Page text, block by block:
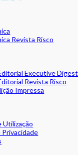
Revista Risco
Executive Digest
Revista Risco
Impressa
Utilização
Privacidade